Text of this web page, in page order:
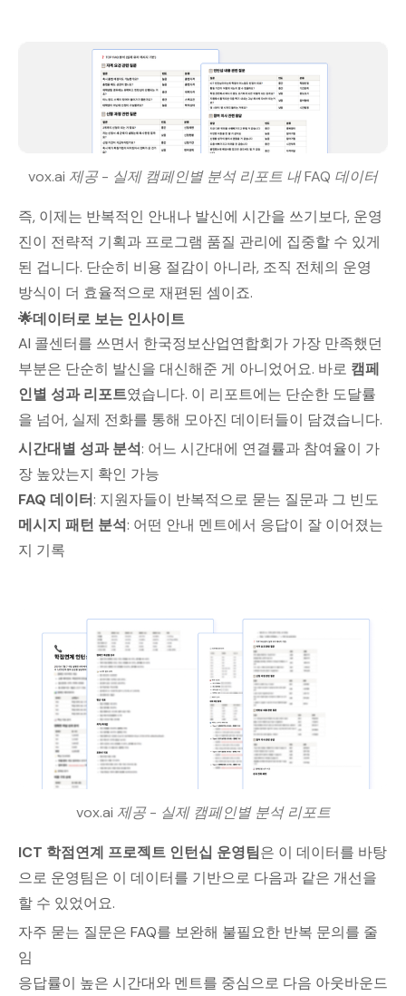
vox.ai 제공 - 실제 캠페인별 분석 리포트 내 FAQ 데이터
즉, 이제는 반복적인 안내나 발신에 시간을 쓰기보다, 운영
진이 전략적 기획과 프로그램 품질 관리에 집중할 수 있게
된 겁니다. 단순히 비용 절감이 아니라, 조직 전체의 운영
방식이 더 효율적으로 재편된 셈이죠.
🌟데이터로 보는 인사이트
AI 콜센터를 쓰면서 한국정보산업연합회가 가장 만족했던
부분은 단순히 발신을 대신해준 게 아니었어요. 바로 캠페
인별 성과 리포트였습니다. 이 리포트에는 단순한 도달률
을 넘어, 실제 전화를 통해 모아진 데이터들이 담겼습니다.
시간대별 성과 분석: 어느 시간대에 연결률과 참여율이 가
장 높았는지 확인 가능
FAQ 데이터: 지원자들이 반복적으로 묻는 질문과 그 빈도
메시지 패턴 분석: 어떤 안내 멘트에서 응답이 잘 이어졌는
지 기록
vox.ai 제공 - 실제 캠페인별 분석 리포트
ICT 학점연계 프로젝트 인턴십 운영팀은 이 데이터를 바탕
으로 운영팀은 이 데이터를 기반으로 다음과 같은 개선을
할 수 있었어요.
자주 묻는 질문은 FAQ를 보완해 불필요한 반복 문의를 줄
임
응답률이 높은 시간대와 멘트를 중심으로 다음 아웃바운드